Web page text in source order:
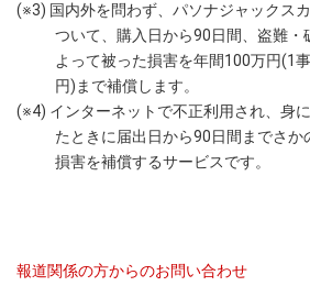
(※3) 国内外を問わず、パソナジャックス
ついて、購入日から90日間、盗難・
よって被った損害を年間100万円(1
円)まで補償します。
(※4) インターネットで不正利用され、身
たときに届出日から90日間までさか
損害を補償するサービスです。
報道関係の方からのお問い合わせ